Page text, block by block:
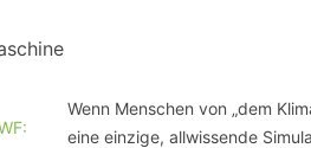
Wenn Menschen von „dem
eine einzige, allwissende